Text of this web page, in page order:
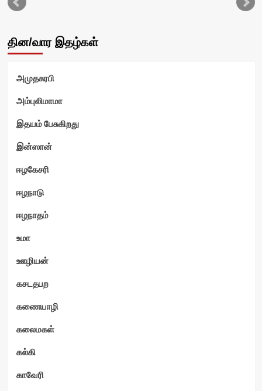
தின/வார இதழ்கள்
அமுதசுரபி
அம்புலிமாமா
இதயம் பேசுகிறது
இன்ஸான்
ஈழகேசரி
ஈழநாடு
ஈழநாதம்
உமா
ஊழியன்
கசடதபற
கணையாழி
கலைமகள்
கல்கி
காவேரி